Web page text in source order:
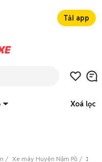
Tải app
Xoá lọc
Xe máy Huyện Nậm Pồ Xe